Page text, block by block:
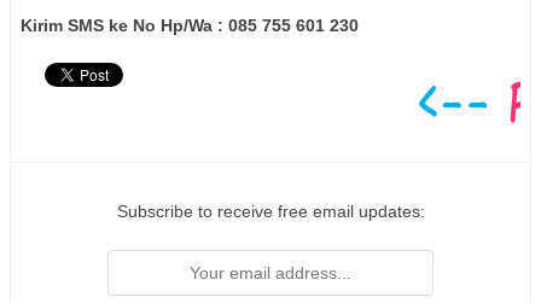
Kirim SMS ke No Hp/Wa : 085 755 601 230
Subscribe to receive free email updates: